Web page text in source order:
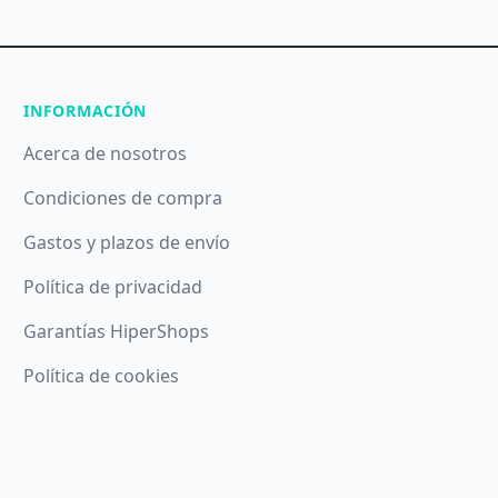
INFORMACIÓN
Acerca de nosotros
Condiciones de compra
Gastos y plazos de envío
Política de privacidad
Garantías HiperShops
Política de cookies